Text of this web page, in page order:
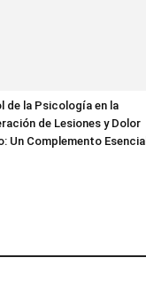
de la Psicología en la
de Lesiones y Dolor
Un Complemento Esencial